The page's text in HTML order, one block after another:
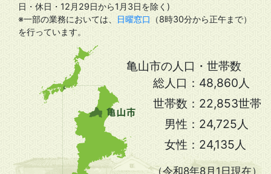
日・休日・12月29日から1月3日を除く)
※一部の業務においては、
日曜窓口
（8時30分から正午まで）
を行っています。
亀山市の人口・世帯数
総人口： 48,860人
世帯数： 22,853世帯
男性： 24,725人
女性： 24,135人
（令和8年8月1日現在）